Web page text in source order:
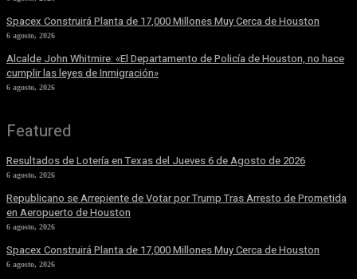
Spacex Construirá Planta de 17,000 Millones Muy Cerca de Houston
6 agosto, 2026
Alcalde John Whitmire: «El Departamento de Policía de Houston, no hace
cumplir las leyes de Inmigración»
6 agosto, 2026
Featured
Resultados de Lotería en Texas del Jueves 6 de Agosto de 2026
6 agosto, 2026
Republicano se Arrepiente de Votar por Trump Tras Arresto de Prometida
en Aeropuerto de Houston
6 agosto, 2026
Spacex Construirá Planta de 17,000 Millones Muy Cerca de Houston
6 agosto, 2026